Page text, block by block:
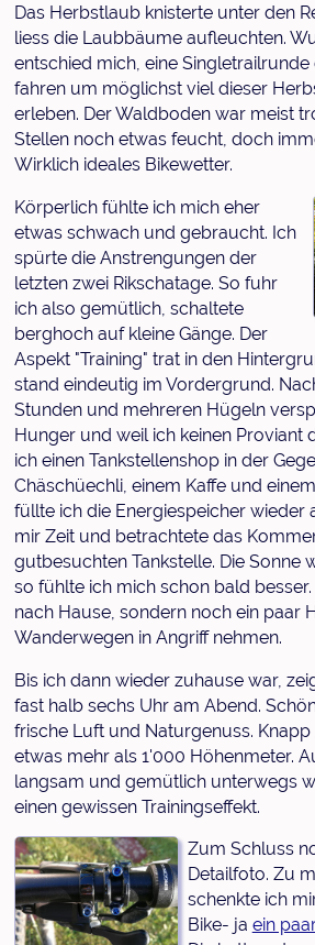
Das Herbstlaub knisterte unter den
liess die Laubbäume aufleuchten.
entschied mich, eine
fahren um möglichst viel dieser
erleben. Der Waldboden war meist
Stellen noch etwas feucht, doch
Wirklich ideales Bikewetter.
Körperlich fühlte ich mich eher
etwas schwach und gebraucht. Ich
spürte die Anstrengungen der
letzten zwei Rikschatage. So fuhr
ich also gemütlich, schaltete
berghoch auf kleine Gänge. Der
Aspekt "Training" trat in den
stand eindeutig im Vordergrund.
Stunden und mehreren Hügeln
Hunger und weil ich keinen Proviant
ich einen Tankstellenshop in der
Chäschüechli, einem Kaffe und
füllte ich die Energiespeicher wieder
mir Zeit und betrachtete das
gutbesuchten Tankstelle. Die Sonne
so fühlte ich mich schon bald
nach Hause, sondern noch ein paar
Wanderwegen in Angriff nehmen.
Bis ich dann wieder zuhause war,
fast halb sechs Uhr am Abend.
frische Luft und Naturgenuss.
etwas mehr als 1'000 Höhenmeter.
langsam und gemütlich unterwegs
einen gewissen Trainingseffekt.
Zum Schluss
Detailfoto. Zu
schenkte ich
Bike- ja ein